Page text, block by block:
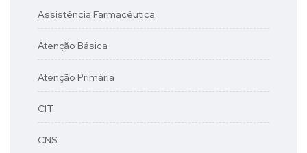
Assistência Farmacêutica
Atenção Básica
Atenção Primária
CIT
CNS